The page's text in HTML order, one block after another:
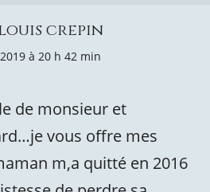
crepin
à 20 h 42 min
de monsieur et
vous offre mes
m,a quitté en 2016